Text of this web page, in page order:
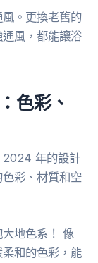
。更換老舊的
風，都能讓浴
色彩、
2024 年的設計
彩、材質和空
地色系！ 像
和的色彩，能